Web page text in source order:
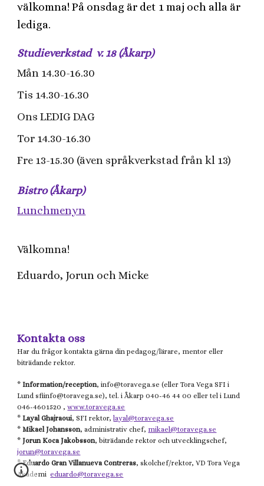
välkomna! På onsdag är det 1 maj och alla är
lediga.
Studieverkstad v. 18 (Åkarp)
Mån 14.30-16.30
Tis 14.30-16.30
Ons LEDIG DAG
Tor 14.30-16.30
Fre 13-15.30 (även språkverkstad från kl 13)
Bistro (Åkarp)
Lunchmenyn
Välkomna!
Eduardo, Jorun och Micke
Kontakta oss
Har du frågor kontakta gärna din pedagog/lärare, mentor eller
biträdande rektor.
*Information/reception, info@toravega.se (ellerTora Vega SFI i
Lundsfiinfo@toravega.se), tel. i Åkarp 040-46 44 00 eller tel i Lund
046-4601520 , www.toravega.se
*Layal Ghajraoui, SFI rektor,layal@toravega.se
*Mikael Johansson, administrativ chef, mikael@toravega.se
*Jorun Koca Jakobsson, biträdande rektor och utvecklingschef,
jorun@toravega.se
*Eduardo Gran Villanueva Contreras, skolchef/rektor, VD Tora Vega
Akademieduardo@toravega.se